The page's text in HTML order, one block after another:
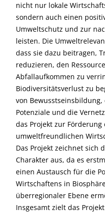
nicht nur lokale
sondern auch einen
Umweltschutz und zur
leisten. Die
dass sie dazu beitragen,
reduzieren, den
Abfallaufkommen zu
Biodiversitätsverlust zu
von
Potenziale und die
das Projekt zur
umweltfreundlichen
Das Projekt zeichnet sich
Charakter aus, da es
einen Austausch für die
Wirtschaftens in
überregionaler Ebene
Insgesamt zielt das